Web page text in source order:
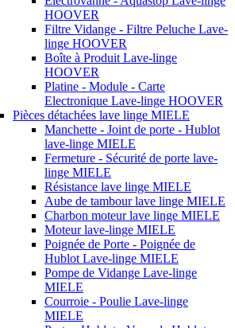
HOOVER
Filtre Vidange - Filtre Peluche Lave-
linge HOOVER
Boîte à Produit Lave-linge
HOOVER
Platine - Module - Carte
Electronique Lave-linge HOOVER
Pièces détachées lave linge MIELE
Manchette - Joint de porte - Hublot
lave-linge MIELE
Fermeture - Sécurité de porte lave-
linge MIELE
Résistance lave linge MIELE
Aube de tambour lave linge MIELE
Charbon moteur lave linge MIELE
Moteur lave-linge MIELE
Poignée de Porte - Poignée de
Hublot Lave-linge MIELE
Pompe de Vidange Lave-linge
MIELE
Courroie - Poulie Lave-linge
MIELE